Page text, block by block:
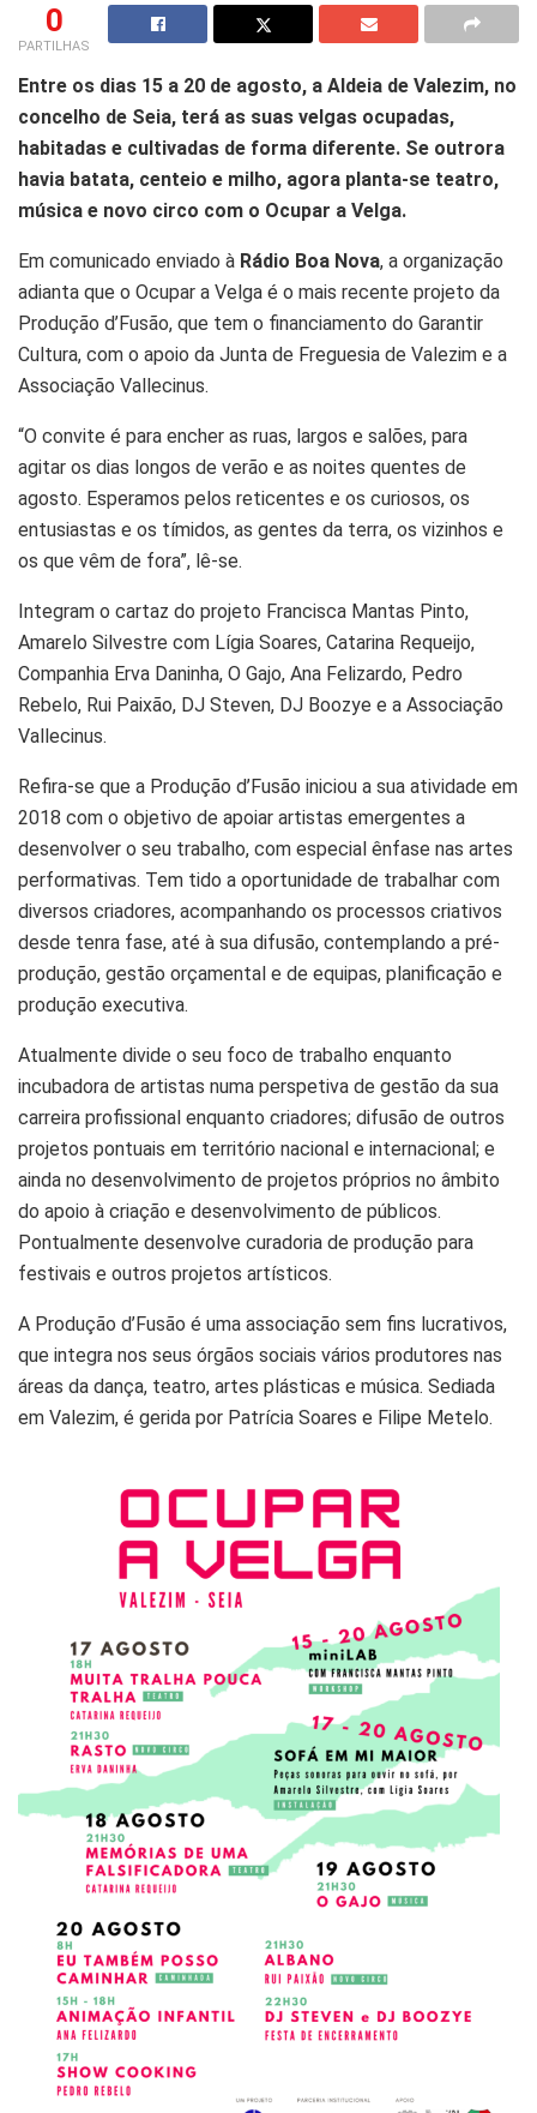
0
PARTILHAS
Entre os dias 15 a 20 de agosto, a Aldeia de Valezim, no
concelho de Seia, terá as suas velgas ocupadas,
habitadas e cultivadas de forma diferente. Se outrora
havia batata, centeio e milho, agora planta-se teatro,
música e novo circo com o Ocupar a Velga.
Em comunicado enviado à Rádio Boa Nova, a organização
adianta que o Ocupar a Velga é o mais recente projeto da
Produção d’Fusão, que tem o financiamento do Garantir
Cultura, com o apoio da Junta de Freguesia de Valezim e a
Associação Vallecinus.
“O convite é para encher as ruas, largos e salões, para
agitar os dias longos de verão e as noites quentes de
agosto. Esperamos pelos reticentes e os curiosos, os
entusiastas e os tímidos, as gentes da terra, os vizinhos e
os que vêm de fora”, lê-se.
Integram o cartaz do projeto Francisca Mantas Pinto,
Amarelo Silvestre com Lígia Soares, Catarina Requeijo,
Companhia Erva Daninha, O Gajo, Ana Felizardo, Pedro
Rebelo, Rui Paixão, DJ Steven, DJ Boozye e a Associação
Vallecinus.
Refira-se que a Produção d’Fusão iniciou a sua atividade em
2018 com o objetivo de apoiar artistas emergentes a
desenvolver o seu trabalho, com especial ênfase nas artes
performativas. Tem tido a oportunidade de trabalhar com
diversos criadores, acompanhando os processos criativos
desde tenra fase, até à sua difusão, contemplando a pré-
produção, gestão orçamental e de equipas, planificação e
produção executiva.
Atualmente divide o seu foco de trabalho enquanto
incubadora de artistas numa perspetiva de gestão da sua
carreira profissional enquanto criadores; difusão de outros
projetos pontuais em território nacional e internacional; e
ainda no desenvolvimento de projetos próprios no âmbito
do apoio à criação e desenvolvimento de públicos.
Pontualmente desenvolve curadoria de produção para
festivais e outros projetos artísticos.
A Produção d’Fusão é uma associação sem fins lucrativos,
que integra nos seus órgãos sociais vários produtores nas
áreas da dança, teatro, artes plásticas e música. Sediada
em Valezim, é gerida por Patrícia Soares e Filipe Metelo.